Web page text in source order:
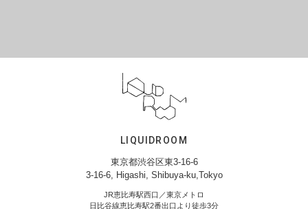
LIQUIDROOM
東京都渋谷区東3-16-6
3-16-6, Higashi, Shibuya-ku,Tokyo
JR恵比寿駅西口／東京メトロ
日比谷線恵比寿駅2番出口より徒歩3分